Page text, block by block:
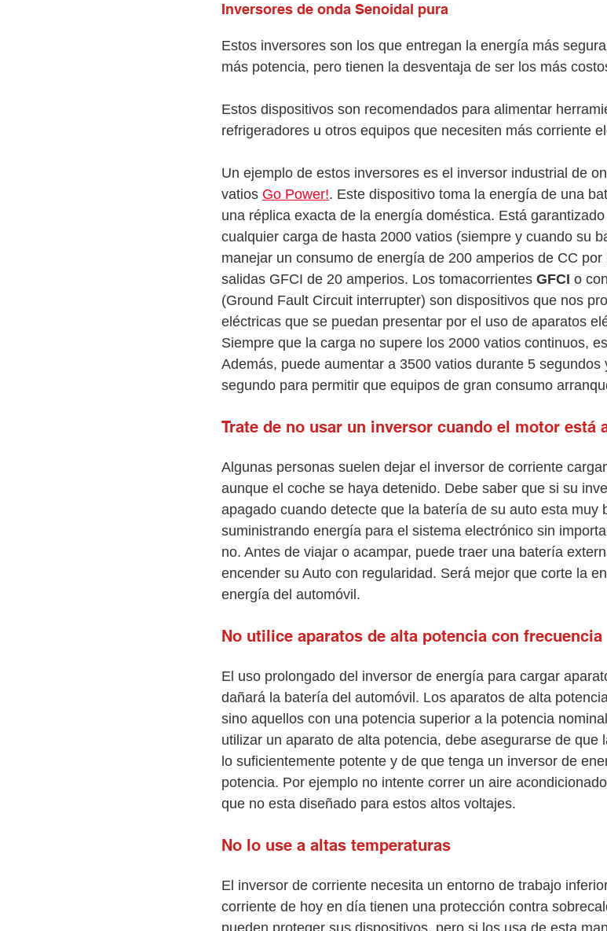
Inversores de onda Senoidal pura
Estos inversores son los que entregan la energía más
más potencia, pero tienen la desventaja de ser los más
Estos dispositivos son recomendados para alimentar
refrigeradores u otros equipos que necesiten más corriente
Un ejemplo de estos inversores es el inversor industrial de
vatios Go Power!. Este dispositivo toma la energía de una
una réplica exacta de la energía doméstica. Está
cualquier carga de hasta 2000 vatios (siempre y cuando su
manejar un consumo de energía de 200 amperios de CC
salidas GFCI de 20 amperios. Los tomacorrientes GFCI o
(Ground Fault Circuit interrupter) son dispositivos que nos
eléctricas que se puedan presentar por el uso de aparatos
Siempre que la carga no supere los 2000 vatios continuos,
Además, puede aumentar a 3500 vatios durante 5 segundos
segundo para permitir que equipos de gran consumo
Trate de no usar un inversor cuando el motor está
Algunas personas suelen dejar el inversor de corriente
aunque el coche se haya detenido. Debe saber que si su
apagado cuando detecte que la batería de su auto esta muy
suministrando energía para el sistema electrónico sin
no. Antes de viajar o acampar, puede traer una batería
encender su Auto con regularidad. Será mejor que corte la
energía del automóvil.
No utilice aparatos de alta potencia con frecuencia
El uso prolongado del inversor de energía para cargar
dañará la batería del automóvil. Los aparatos de alta
sino aquellos con una potencia superior a la potencia
utilizar un aparato de alta potencia, debe asegurarse de que
lo suficientemente potente y de que tenga un inversor de
potencia. Por ejemplo no intente correr un aire
que no esta diseñado para estos altos voltajes.
No lo use a altas temperaturas
El inversor de corriente necesita un entorno de trabajo
corriente de hoy en día tienen una protección contra